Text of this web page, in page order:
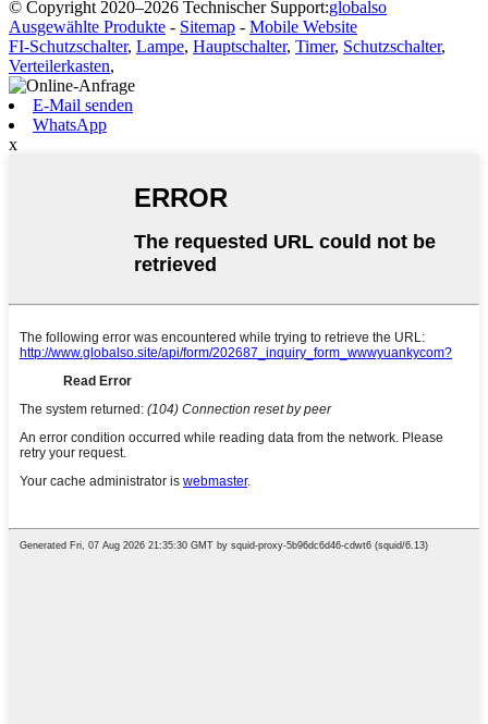
© Copyright 2020–2026 Technischer Support:globalso
Ausgewählte Produkte - Sitemap - Mobile Website
FI-Schutzschalter, Lampe, Hauptschalter, Timer, Schutzschalter,
Verteilerkasten,
E-Mail senden
WhatsApp
x